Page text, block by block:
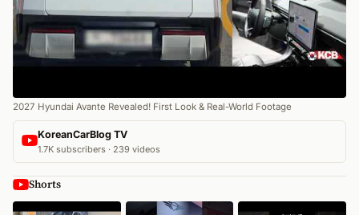
2027 Hyundai Avante Revealed! First Look & Real-World Footage
KoreanCarBlog TV
1.7K subscribers · 239 videos
Shorts